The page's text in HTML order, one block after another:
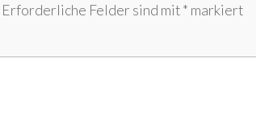
Erforderliche Felder sind mit* markiert